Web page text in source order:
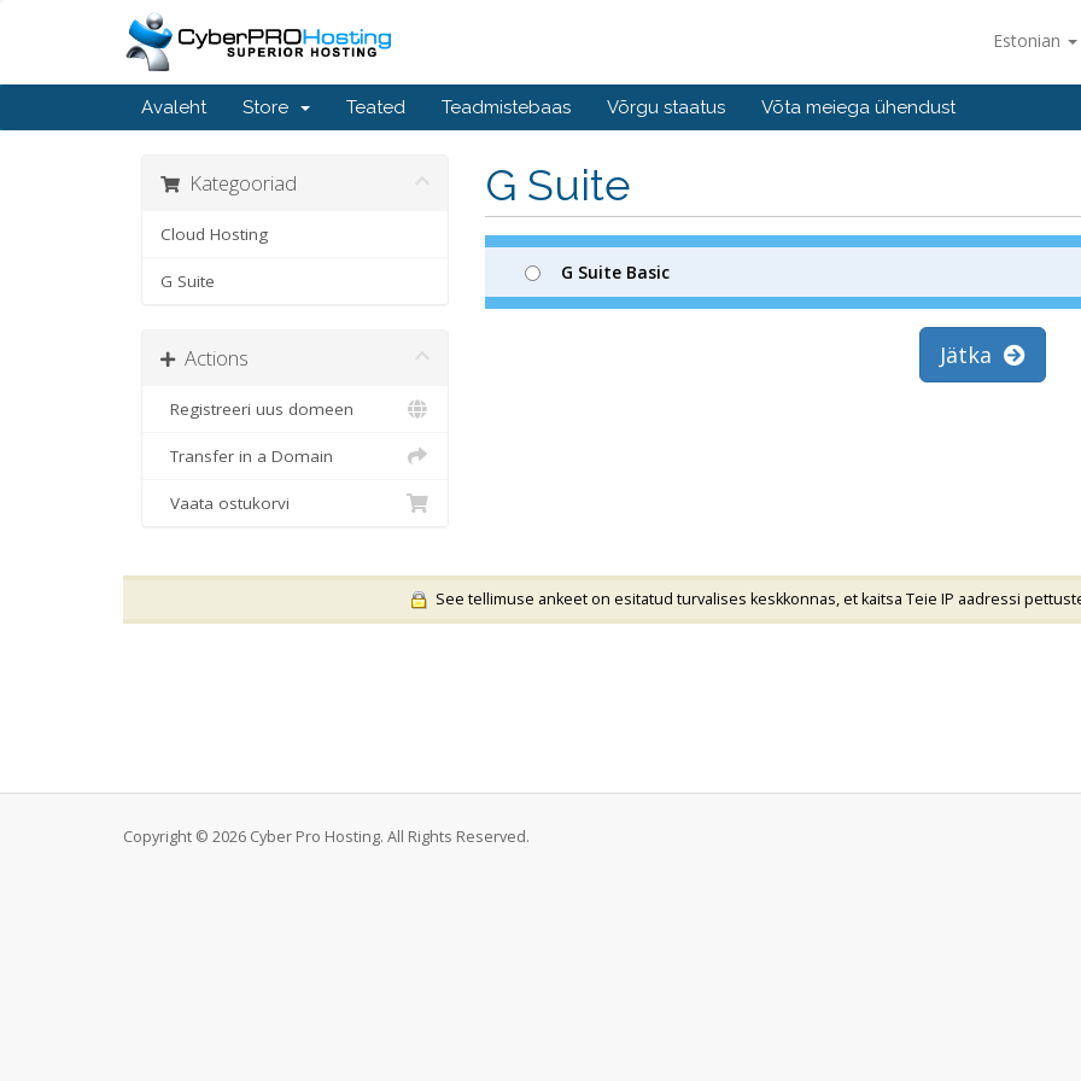
Estonian
Avaleht Store Teated Teadmistebaas Võrgu staatus Võta meiega ühendust
G Suite
Kategooriad
Cloud Hosting
G Suite
Actions
Registreeri uus domeen
Transfer in a Domain
Vaata ostukorvi
G Suite Basic
Jätka
See tellimuse ankeet on esitatud turvalises keskkonnas, et kaitsa Teie IP aadressi
Copyright © 2026 Cyber Pro Hosting. All Rights Reserved.